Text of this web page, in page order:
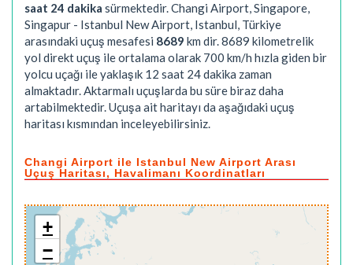
saat 24 dakika sürmektedir. Changi Airport, Singapore,
Singapur - Istanbul New Airport, Istanbul, Türkiye
arasındaki uçuş mesafesi 8689 km dir. 8689 kilometrelik
yol direkt uçuş ile ortalama olarak 700 km/h hızla giden bir
yolcu uçağı ile yaklaşık 12 saat 24 dakika zaman
almaktadır. Aktarmalı uçuşlarda bu süre biraz daha
artabilmektedir. Uçuşa ait haritayı da aşağıdaki uçuş
haritası kısmından inceleyebilirsiniz.
Changi Airport ile Istanbul New Airport Arası
Uçuş Haritası, Havalimanı Koordinatları
+
−